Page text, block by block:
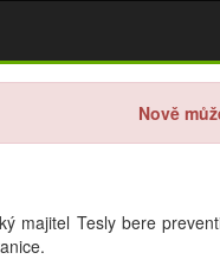
Nově
majitel Tesly bere